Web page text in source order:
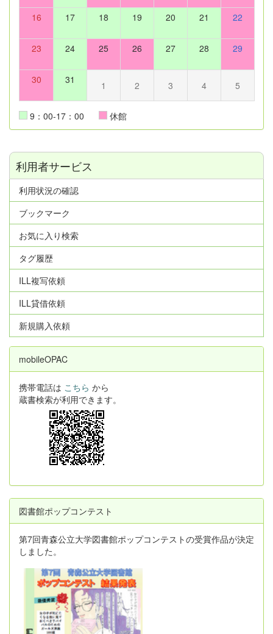
16 17 18 19 20 21 22
23 24 25 26 27 28 29
30 31 1 2 3 4 5
9：00-17：00 休館
利用者サービス
利用状況の確認
ブックマーク
お気に入り検索
タグ履歴
ILL複写依頼
ILL貸借依頼
新規購入依頼
mobileOPAC
携帯電話は こちら から
蔵書検索が利用できます。
図書館ポップコンテスト
第7回青森公立大学図書館ポップコンテストの受賞作品が決定
しました。